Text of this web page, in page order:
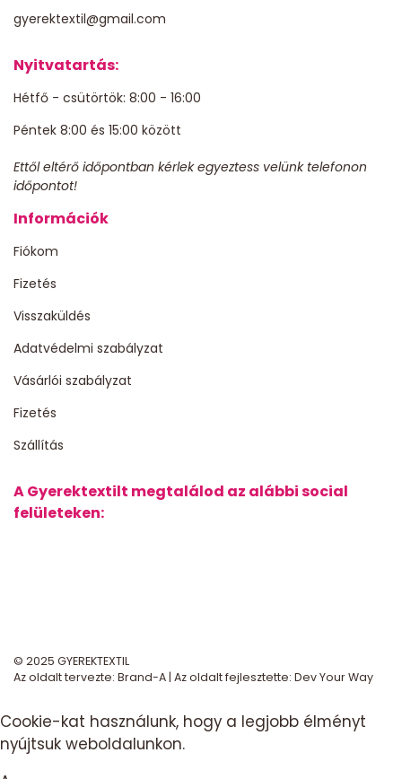
gyerektextil@gmail.com
Nyitvatartás:
Hétfő - csütörtök: 8:00 - 16:00
Péntek 8:00 és 15:00 között
Ettől eltérő időpontban kérlek egyeztess velünk telefonon
időpontot!
Információk
Fiókom
Fizetés
Visszaküldés
Adatvédelmi szabályzat
Vásárlói szabályzat
Fizetés
Szállítás
A Gyerektextilt megtalálod az alábbi social
felületeken:
© 2025 GYEREKTEXTIL
Az oldalt tervezte: Brand-A | Az oldalt fejlesztette: Dev Your Way
Cookie-kat használunk, hogy a legjobb élményt
nyújtsuk weboldalunkon.